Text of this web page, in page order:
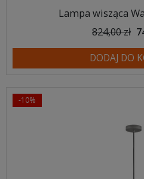
Lampa wisząca
824,00 zł
DODAJ DO
-10%